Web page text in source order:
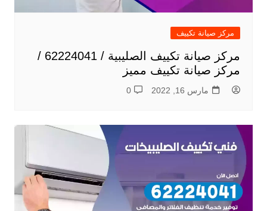
مركز صيانة تكييف
مركز صيانة تكييف الصليبية / 62224041 /
مركز صيانة تكييف مميز
مارس 16, 2022 0